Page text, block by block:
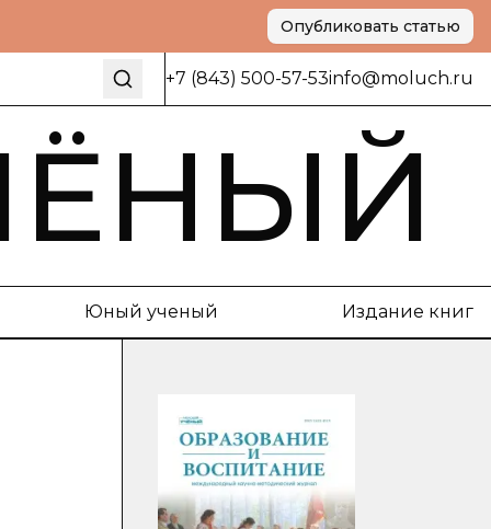
Опубликовать статью
+7 (843) 500-57-53info@moluch.ru
Юный ученый Издание книг